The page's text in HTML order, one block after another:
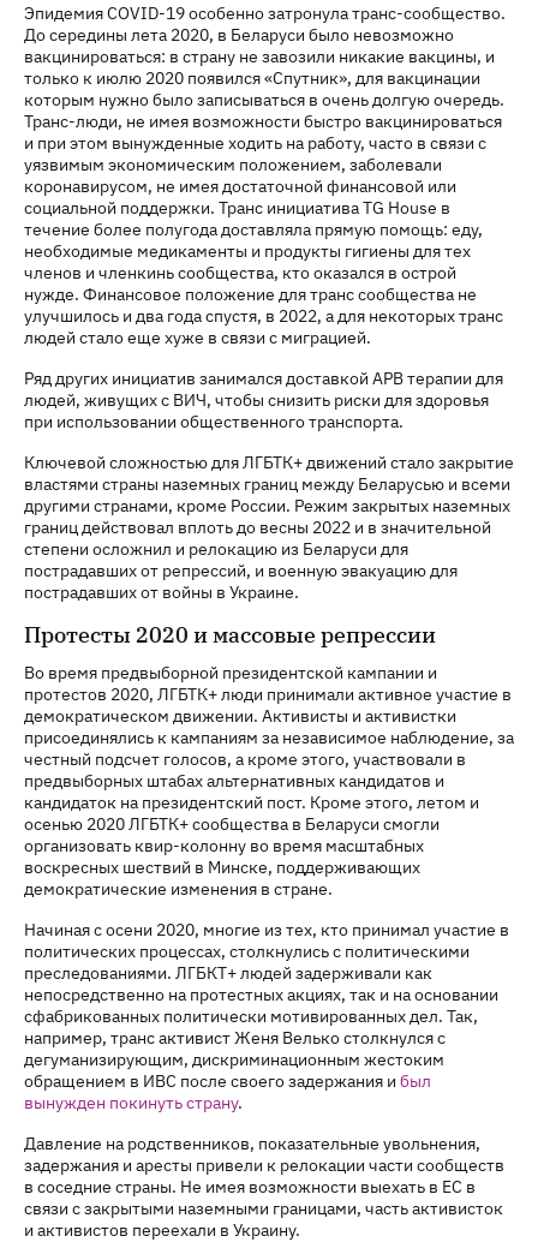
Эпидемия COVID-19 особенно затронула транс-сообщество.
До середины лета 2020, в Беларуси было невозможно
вакцинироваться: в страну не завозили никакие вакцины, и
только к июлю 2020 появился «Спутник», для вакцинации
которым нужно было записываться в очень долгую очередь.
Транс-люди, не имея возможности быстро вакцинироваться
и при этом вынужденные ходить на работу, часто в связи с
уязвимым экономическим положением, заболевали
коронавирусом, не имея достаточной финансовой или
социальной поддержки. Транс инициатива TG House в
течение более полугода доставляла прямую помощь: еду,
необходимые медикаменты и продукты гигиены для тех
членов и членкинь сообщества, кто оказался в острой
нужде. Финансовое положение для транс сообщества не
улучшилось и два года спустя, в 2022, а для некоторых транс
людей стало еще хуже в связи с миграцией.
Ряд других инициатив занимался доставкой АРВ терапии для
людей, живущих с ВИЧ, чтобы снизить риски для здоровья
при использовании общественного транспорта.
Ключевой сложностью для ЛГБТК+ движений стало закрытие
властями страны наземных границ между Беларусью и всеми
другими странами, кроме России. Режим закрытых наземных
границ действовал вплоть до весны 2022 и в значительной
степени осложнил и релокацию из Беларуси для
пострадавших от репрессий, и военную эвакуацию для
пострадавших от войны в Украине.
Протесты 2020 и массовые репрессии
Во время предвыборной президентской кампании и
протестов 2020, ЛГБТК+ люди принимали активное участие в
демократическом движении. Активисты и активистки
присоединялись к кампаниям за независимое наблюдение, за
честный подсчет голосов, а кроме этого, участвовали в
предвыборных штабах альтернативных кандидатов и
кандидаток на президентский пост. Кроме этого, летом и
осенью 2020 ЛГБТК+ сообщества в Беларуси смогли
организовать квир-колонну во время масштабных
воскресных шествий в Минске, поддерживающих
демократические изменения в стране.
Начиная с осени 2020, многие из тех, кто принимал участие в
политических процессах, столкнулись с политическими
преследованиями. ЛГБКТ+ людей задерживали как
непосредственно на протестных акциях, так и на основании
сфабрикованных политически мотивированных дел. Так,
например, транс активист Женя Велько столкнулся с
дегуманизирующим, дискриминационным жестоким
обращением в ИВС после своего задержания и был
вынужден покинуть страну.
Давление на родственников, показательные увольнения,
задержания и аресты привели к релокации части сообществ
в соседние страны. Не имея возможности выехать в ЕС в
связи с закрытыми наземными границами, часть активисток
и активистов переехали в Украину.